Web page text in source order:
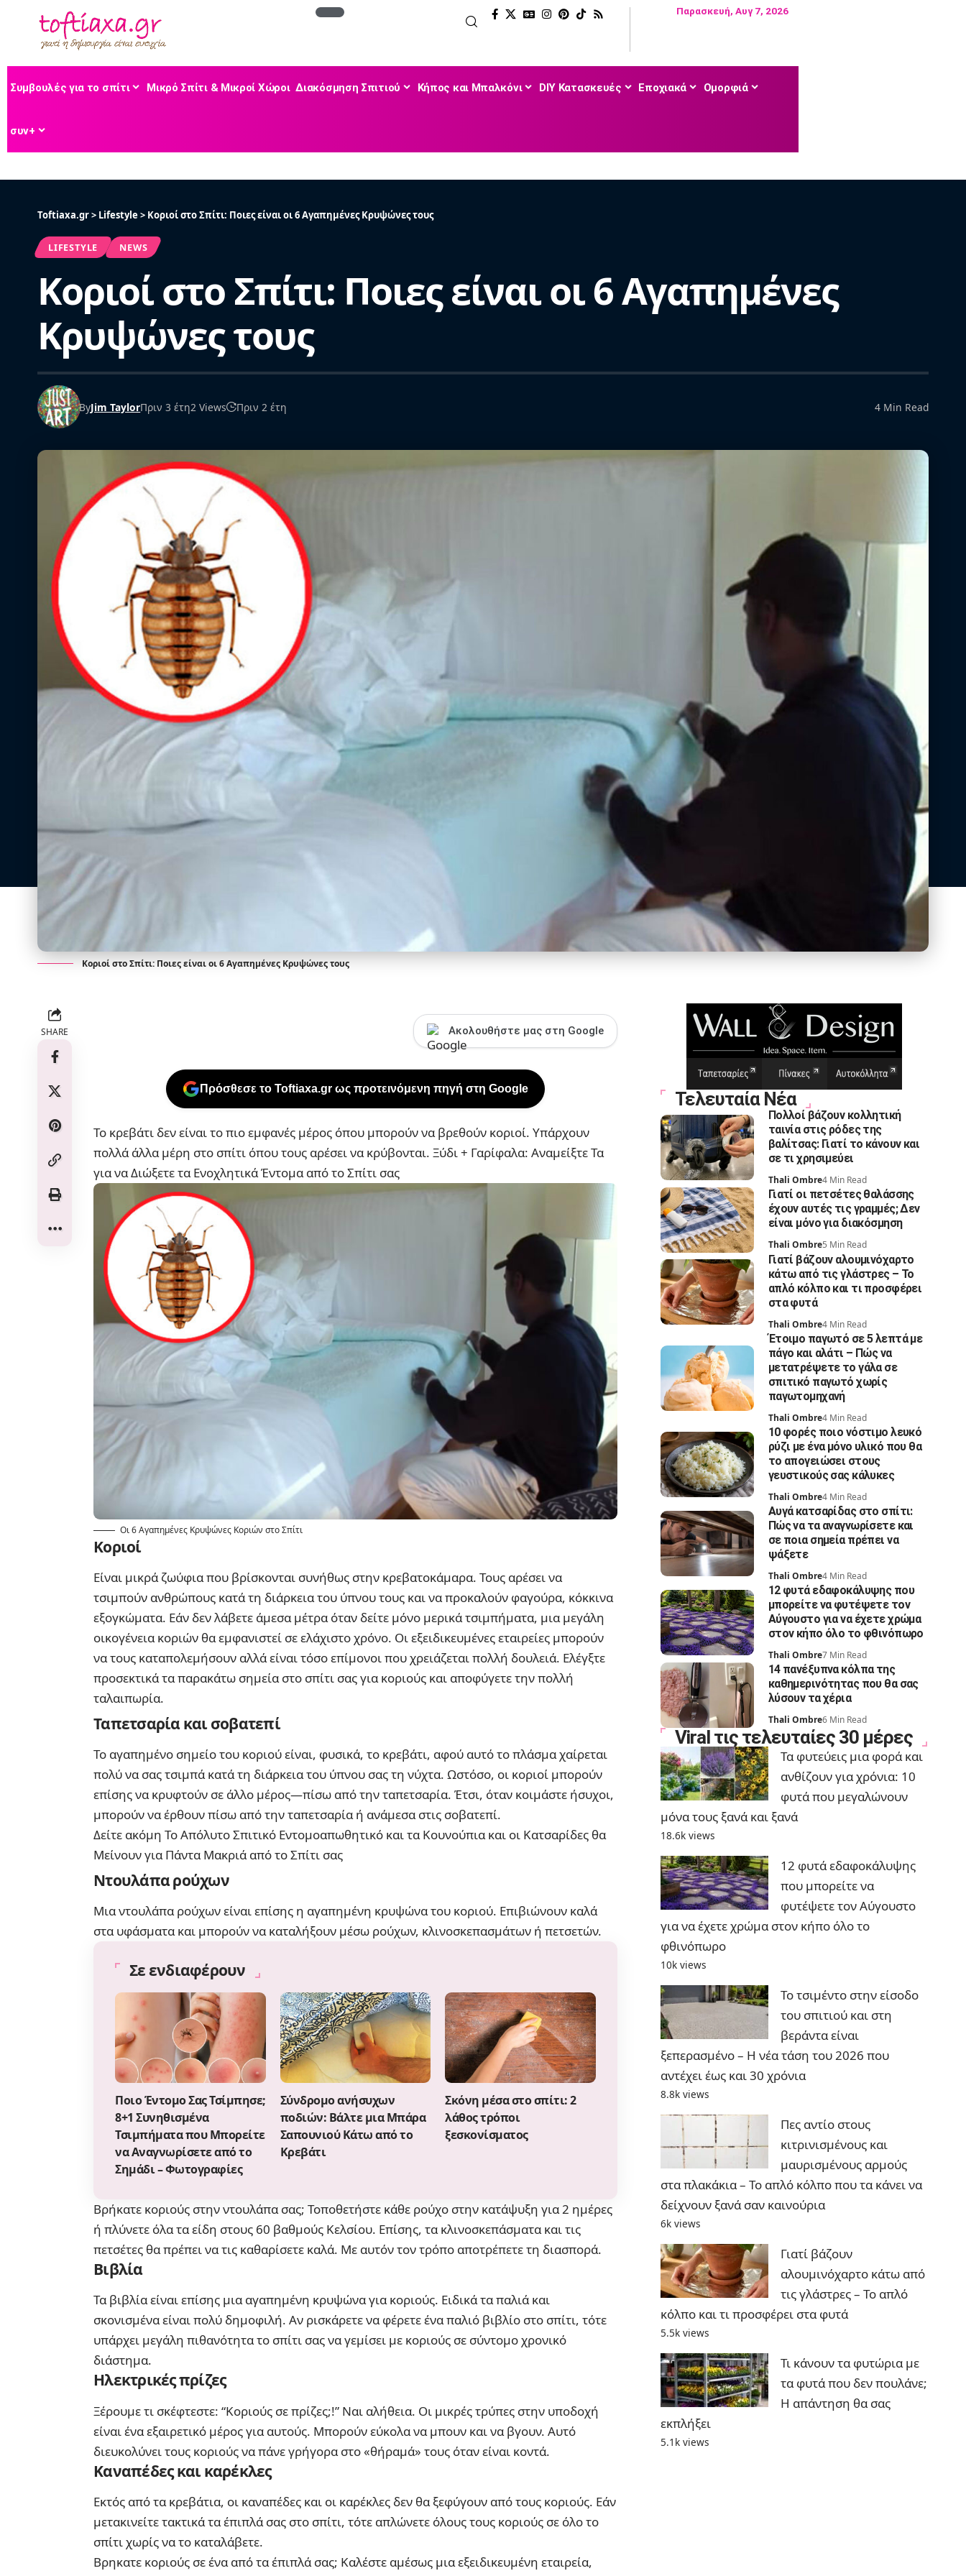
Παρασκευή, Αυγ 7, 2026
Συμβουλές για το σπίτι Μικρό Σπίτι & Μικροί Χώροι Διακόσμηση Σπιτιού Κήπος και Μπαλκόνι DIY Κατασκευές Εποχιακά Ομορφιά
συν+
Toftiaxa.gr> Lifestyle> Κοριοί στο Σπίτι: Ποιες είναι οι 6 Αγαπημένες Κρυψώνες τους
LIFESTYLE NEWS
Κοριοί στο Σπίτι: Ποιες είναι οι 6 Αγαπημένες
Κρυψώνες τους
ByJim TaylorΠριν 3 έτη2 Views Πριν 2 έτη 4 Min Read
Κοριοί στο Σπίτι: Ποιες είναι οι 6 Αγαπημένες Κρυψώνες τους
SHARE Ακολουθήστε μας στη Google
Πρόσθεσε το Toftiaxa.gr ως προτεινόμενη πηγή στη Google
Το κρεβάτι δεν είναι το πιο εμφανές μέρος όπου μπορούν να βρεθούν κοριοί. Υπάρχουν
πολλά άλλα μέρη στο σπίτι όπου τους αρέσει να κρύβονται. Ξύδι + Γαρίφαλα: Αναμείξτε Τα
για να Διώξετε τα Ενοχλητικά Έντομα από το Σπίτι σας
Οι 6 Αγαπημένες Κρυψώνες Κοριών στο Σπίτι
Κοριοί
Είναι μικρά ζωύφια που βρίσκονται συνήθως στην κρεβατοκάμαρα. Τους αρέσει να
τσιμπούν ανθρώπους κατά τη διάρκεια του ύπνου τους και να προκαλούν φαγούρα, κόκκινα
εξογκώματα. Εάν δεν λάβετε άμεσα μέτρα όταν δείτε μόνο μερικά τσιμπήματα, μια μεγάλη
οικογένεια κοριών θα εμφανιστεί σε ελάχιστο χρόνο. Οι εξειδικευμένες εταιρείες μπορούν
να τους καταπολεμήσουν αλλά είναι τόσο επίμονοι που χρειάζεται πολλή δουλειά. Ελέγξτε
προσεκτικά τα παρακάτω σημεία στο σπίτι σας για κοριούς και αποφύγετε την πολλή
ταλαιπωρία.
Ταπετσαρία και σοβατεπί
Το αγαπημένο σημείο του κοριού είναι, φυσικά, το κρεβάτι, αφού αυτό το πλάσμα χαίρεται
πολύ να σας τσιμπά κατά τη διάρκεια του ύπνου σας τη νύχτα. Ωστόσο, οι κοριοί μπορούν
επίσης να κρυφτούν σε άλλο μέρος—πίσω από την ταπετσαρία. Έτσι, όταν κοιμάστε ήσυχοι,
μπορούν να έρθουν πίσω από την ταπετσαρία ή ανάμεσα στις σοβατεπί.
Δείτε ακόμη Το Απόλυτο Σπιτικό Εντομοαπωθητικό και τα Κουνούπια και οι Κατσαρίδες θα
Μείνουν για Πάντα Μακριά από το Σπίτι σας
Ντουλάπα ρούχων
Μια ντουλάπα ρούχων είναι επίσης η αγαπημένη κρυψώνα του κοριού. Επιβιώνουν καλά
στα υφάσματα και μπορούν να καταλήξουν μέσω ρούχων, κλινοσκεπασμάτων ή πετσετών.
Σε ενδιαφέρουν
Ποιο Έντομο Σας Τσίμπησε;
8+1 Συνηθισμένα
Τσιμπήματα που Μπορείτε
να Αναγνωρίσετε από το
Σημάδι – Φωτογραφίες
Σύνδρομο ανήσυχων
ποδιών: Βάλτε μια Μπάρα
Σαπουνιού Κάτω από το
Κρεβάτι
Σκόνη μέσα στο σπίτι: 2
λάθος τρόποι
ξεσκονίσματος
Βρήκατε κοριούς στην ντουλάπα σας; Τοποθετήστε κάθε ρούχο στην κατάψυξη για 2 ημέρες
ή πλύνετε όλα τα είδη στους 60 βαθμούς Κελσίου. Επίσης, τα κλινοσκεπάσματα και τις
πετσέτες θα πρέπει να τις καθαρίσετε καλά. Με αυτόν τον τρόπο αποτρέπετε τη διασπορά.
Βιβλία
Τα βιβλία είναι επίσης μια αγαπημένη κρυψώνα για κοριούς. Ειδικά τα παλιά και
σκονισμένα είναι πολύ δημοφιλή. Αν ρισκάρετε να φέρετε ένα παλιό βιβλίο στο σπίτι, τότε
υπάρχει μεγάλη πιθανότητα το σπίτι σας να γεμίσει με κοριούς σε σύντομο χρονικό
διάστημα.
Ηλεκτρικές πρίζες
Ξέρουμε τι σκέφτεστε: “Κοριούς σε πρίζες;!” Ναι αλήθεια. Οι μικρές τρύπες στην υποδοχή
είναι ένα εξαιρετικό μέρος για αυτούς. Μπορούν εύκολα να μπουν και να βγουν. Αυτό
διευκολύνει τους κοριούς να πάνε γρήγορα στο «θήραμά» τους όταν είναι κοντά.
Καναπέδες και καρέκλες
Εκτός από τα κρεβάτια, οι καναπέδες και οι καρέκλες δεν θα ξεφύγουν από τους κοριούς. Εάν
μετακινείτε τακτικά τα έπιπλά σας στο σπίτι, τότε απλώνετε όλους τους κοριούς σε όλο το
σπίτι χωρίς να το καταλάβετε.
Βρηκατε κοριούς σε ένα από τα έπιπλά σας; Καλέστε αμέσως μια εξειδικευμένη εταιρεία,
Τελευταία Νέα
Πολλοί βάζουν κολλητική
ταινία στις ρόδες της
βαλίτσας: Γιατί το κάνουν και
σε τι χρησιμεύει
Thali Ombre4 Min Read
Γιατί οι πετσέτες θαλάσσης
έχουν αυτές τις γραμμές; Δεν
είναι μόνο για διακόσμηση
Thali Ombre5 Min Read
Γιατί βάζουν αλουμινόχαρτο
κάτω από τις γλάστρες – Το
απλό κόλπο και τι προσφέρει
στα φυτά
Thali Ombre4 Min Read
Έτοιμο παγωτό σε 5 λεπτά με
πάγο και αλάτι – Πώς να
μετατρέψετε το γάλα σε
σπιτικό παγωτό χωρίς
παγωτομηχανή
Thali Ombre4 Min Read
10 φορές ποιο νόστιμο λευκό
ρύζι με ένα μόνο υλικό που θα
το απογειώσει στους
γευστικούς σας κάλυκες
Thali Ombre4 Min Read
Αυγά κατσαρίδας στο σπίτι:
Πώς να τα αναγνωρίσετε και
σε ποια σημεία πρέπει να
ψάξετε
Thali Ombre4 Min Read
12 φυτά εδαφοκάλυψης που
μπορείτε να φυτέψετε τον
Αύγουστο για να έχετε χρώμα
στον κήπο όλο το φθινόπωρο
Thali Ombre7 Min Read
14 πανέξυπνα κόλπα της
καθημερινότητας που θα σας
λύσουν τα χέρια
Thali Ombre6 Min Read
Viral τις τελευταίες 30 μέρες
Τα φυτεύεις μια φορά και
ανθίζουν για χρόνια: 10
φυτά που μεγαλώνουν
μόνα τους ξανά και ξανά
18.6k views
12 φυτά εδαφοκάλυψης
που μπορείτε να
φυτέψετε τον Αύγουστο
για να έχετε χρώμα στον κήπο όλο το
φθινόπωρο
10k views
Το τσιμέντο στην είσοδο
του σπιτιού και στη
βεράντα είναι
ξεπερασμένο – Η νέα τάση του 2026 που
αντέχει έως και 30 χρόνια
8.8k views
Πες αντίο στους
κιτρινισμένους και
μαυρισμένους αρμούς
στα πλακάκια – Το απλό κόλπο που τα κάνει να
δείχνουν ξανά σαν καινούρια
6k views
Γιατί βάζουν
αλουμινόχαρτο κάτω από
τις γλάστρες – Το απλό
κόλπο και τι προσφέρει στα φυτά
5.5k views
Τι κάνουν τα φυτώρια με
τα φυτά που δεν πουλάνε;
Η απάντηση θα σας
εκπλήξει
5.1k views